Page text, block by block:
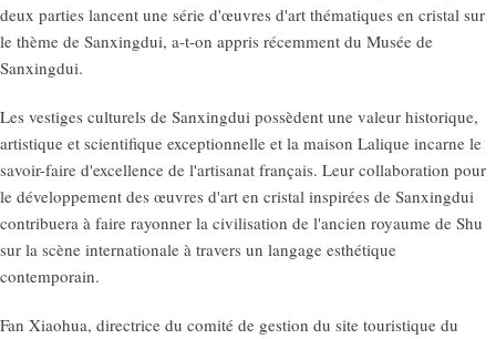
deux parties lancent une série d'œuvres d'art thématiques en cristal sur
le thème de Sanxingdui, a-t-on appris récemment du Musée de
Sanxingdui.
Les vestiges culturels de Sanxingdui possèdent une valeur historique,
artistique et scientifique exceptionnelle et la maison Lalique incarne le
savoir-faire d'excellence de l'artisanat français. Leur collaboration pour
le développement des œuvres d'art en cristal inspirées de Sanxingdui
contribuera à faire rayonner la civilisation de l'ancien royaume de Shu
sur la scène internationale à travers un langage esthétique
contemporain.
Fan Xiaohua, directrice du comité de gestion du site touristique du